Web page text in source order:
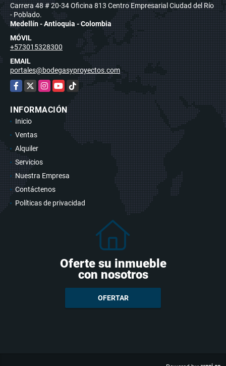
Carrera 48 # 20-34 Oficina 813 Centro Empresarial Ciudad del Río
- Poblado.
Medellín - Antioquia - Colombia
MÓVIL
+573015328300
EMAIL
portales@bodegasyproyectos.com
Facebook
X Instagram
YouTubeTikTok
INFORMACIÓN
Inicio
Ventas
Alquiler
Servicios
Nuestra Empresa
Contáctenos
Políticas de privacidad
Oferte su inmueble
con nosotros
OFERTAR